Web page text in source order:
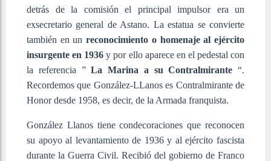
detrás de la comisión el principal impulsor era un
exsecretario general de Astano. La estatua se convierte
también en unreconocimiento o homenaje al ejército
insurgente en 1936 y por ello aparece en el pedestal con
la referencia ”La Marina a su Contralmirante “.
Recordemos que González-LLanos es Contralmirante de
Honor desde 1958, es decir, de la Armada franquista.
González Llanos tiene condecoraciones que reconocen
su apoyo al levantamiento de 1936 y al ejército fascista
durante la Guerra Civil. Recibió del gobierno de Franco